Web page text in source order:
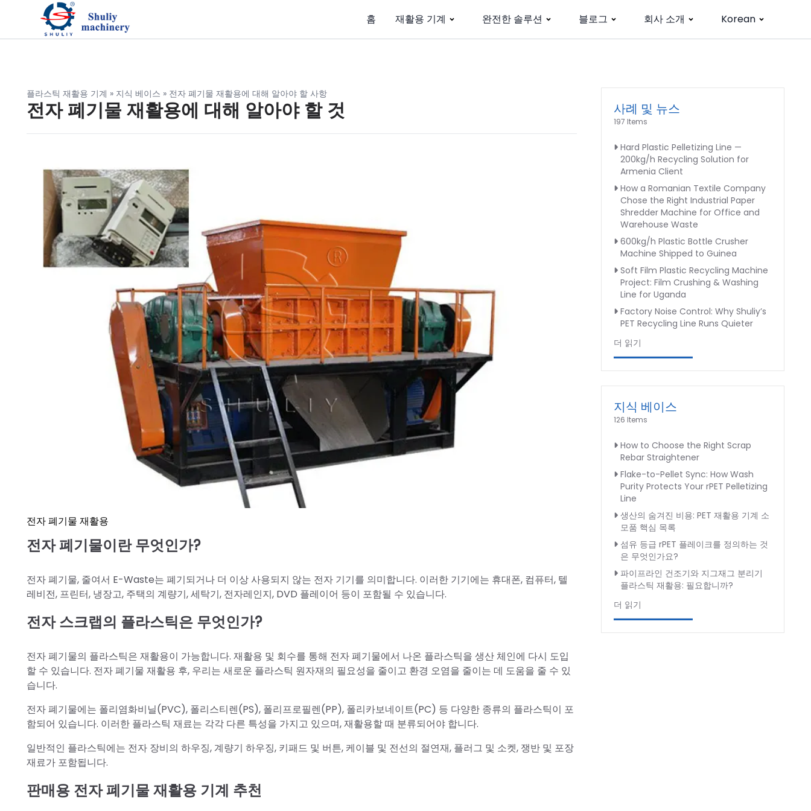
홈 재활용 기계 완전한 솔루션 블로그 회사 소개 Korean
플라스틱 재활용 기계 » 지식 베이스 » 전자 폐기물 재활용에 대해 알아야 할 사항
전자 폐기물 재활용에 대해 알아야 할 것
전자 폐기물 재활용
전자 폐기물이란 무엇인가?
전자 폐기물, 줄여서 E-Waste는 폐기되거나 더 이상 사용되지 않는 전자 기기를 의미합니다. 이러한 기기에는 휴대폰, 컴퓨터, 텔
레비전, 프린터, 냉장고, 주택의 계량기, 세탁기, 전자레인지, DVD 플레이어 등이 포함될 수 있습니다.
전자 스크랩의 플라스틱은 무엇인가?
전자 폐기물의 플라스틱은 재활용이 가능합니다. 재활용 및 회수를 통해 전자 폐기물에서 나온 플라스틱을 생산 체인에 다시 도입
할 수 있습니다. 전자 폐기물 재활용 후, 우리는 새로운 플라스틱 원자재의 필요성을 줄이고 환경 오염을 줄이는 데 도움을 줄 수 있
습니다.
전자 폐기물에는 폴리염화비닐(PVC), 폴리스티렌(PS), 폴리프로필렌(PP), 폴리카보네이트(PC) 등 다양한 종류의 플라스틱이 포
함되어 있습니다. 이러한 플라스틱 재료는 각각 다른 특성을 가지고 있으며, 재활용할 때 분류되어야 합니다.
일반적인 플라스틱에는 전자 장비의 하우징, 계량기 하우징, 키패드 및 버튼, 케이블 및 전선의 절연재, 플러그 및 소켓, 쟁반 및 포장
재료가 포함됩니다.
판매용 전자 폐기물 재활용 기계 추천
사례 및 뉴스
197 Items
Hard Plastic Pelletizing Line —
200kg/h Recycling Solution for
Armenia Client
How a Romanian Textile Company
Chose the Right Industrial Paper
Shredder Machine for Office and
Warehouse Waste
600kg/h Plastic Bottle Crusher
Machine Shipped to Guinea
Soft Film Plastic Recycling Machine
Project: Film Crushing & Washing
Line for Uganda
Factory Noise Control: Why Shuliy’s
PET Recycling Line Runs Quieter
더 읽기
지식 베이스
126 Items
How to Choose the Right Scrap
Rebar Straightener
Flake-to-Pellet Sync: How Wash
Purity Protects Your rPET Pelletizing
Line
생산의 숨겨진 비용: PET 재활용 기계 소
모품 핵심 목록
섬유 등급 rPET 플레이크를 정의하는 것
은 무엇인가요?
파이프라인 건조기와 지그재그 분리기
플라스틱 재활용: 필요합니까?
더 읽기